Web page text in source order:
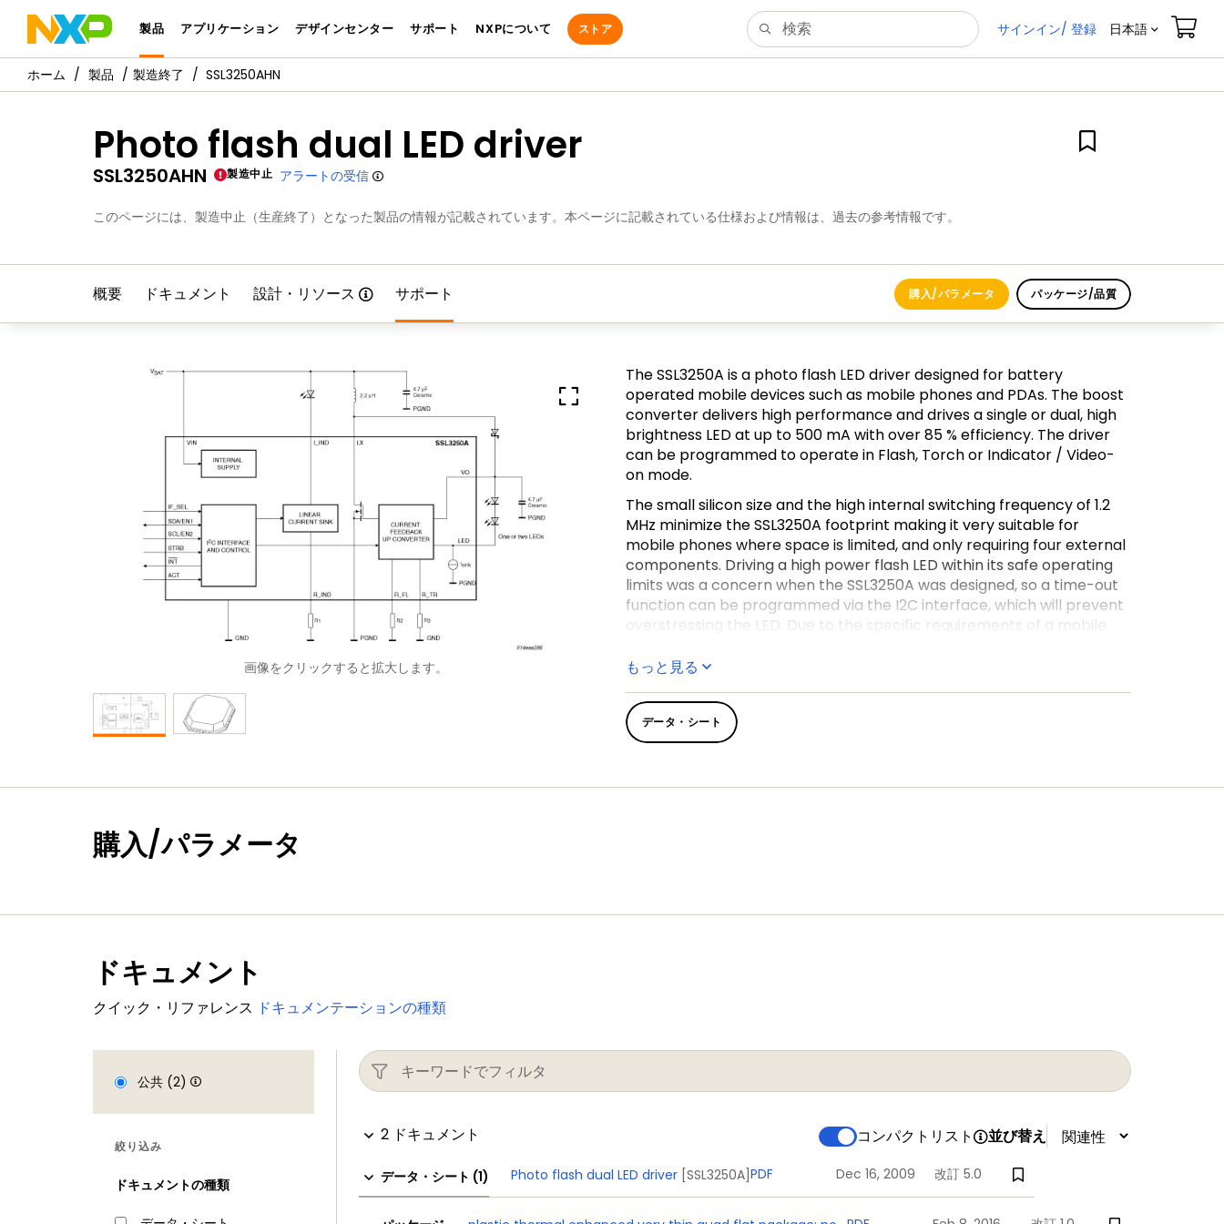
製品 アプリケーション デザインセンター サポート NXPについて ストア サインイン/ 登録 日本語
製品 製造終了 SSL3250AHN
Photo flash dual LED driver
SSL3250AHN 製造中止 アラートの受信
このページには、製造中止（生産終了）となった製品の情報が記載されています。本ページに記載されている仕様および情報は、過去の参考情報です。
概要 ドキュメント 設計・リソース サポート 購入/パラメータ パッケージ/品質
画像をクリックすると拡大します。
The SSL3250A is a photo flash LED driver designed for battery
operated mobile devices such as mobile phones and PDAs. The boost
converter delivers high performance and drives a single or dual, high
brightness LED at up to 500 mA with over 85 % efficiency. The driver
can be programmed to operate in Flash, Torch or Indicator / Video-
on mode.
The small silicon size and the high internal switching frequency of 1.2
MHz minimize the SSL3250A footprint making it very suitable for
mobile phones where space is limited, and only requiring four external
components. Driving a high power flash LED within its safe operating
limits was a concern when the SSL3250A was designed, so a time-out
function can be programmed via the I2C interface, which will prevent
overstressing the LED. Due to the specific requirements of a mobile
using optional external setting resistors.
もっと見る
データ・シート
購入/パラメータ
ドキュメント
クイック・リファレンス ドキュメンテーションの種類
公共 (2)
絞り込み
ドキュメントの種類
2 ドキュメント コンパクトリスト 並び替え
データ・シート (1) Photo flash dual LED driver [SSL3250A] PDF Dec 16, 2009 改訂 5.0